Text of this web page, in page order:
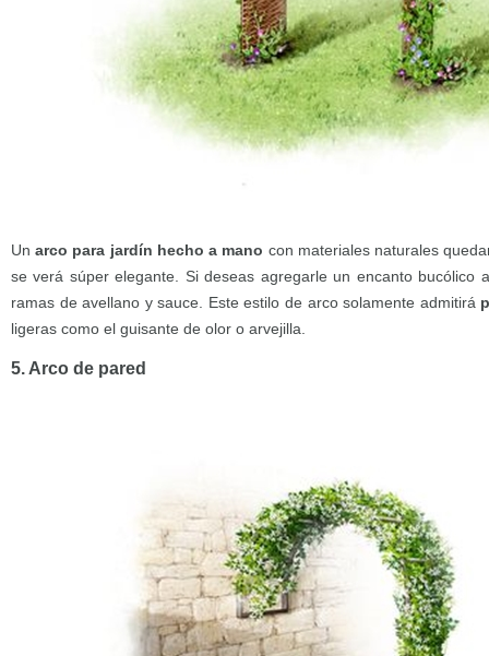
Unarco para jardín hecho a mano con materiales naturales
se verá súper elegante. Si deseas agregarle un encanto bucólico
ramas de avellano y sauce. Este estilo de arco solamente admitirá
ligeras como el guisante de olor o arvejilla.
5. Arco de pared